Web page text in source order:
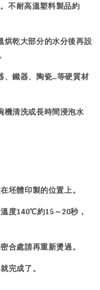
不耐高溫塑料製品約
乾大部分的水分後再設
、鐵器、陶瓷…等硬質材
機清洗或長時間浸泡水
坯體印製的位置上。
度140℃約15～20秒，
合處請再重新燙過。
完成了。